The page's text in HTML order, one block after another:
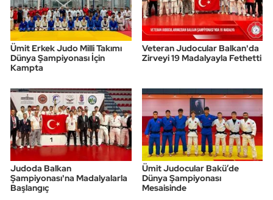
Ümit Erkek Judo Milli Takımı
Dünya Şampiyonası İçin
Kampta
Veteran Judocular Balkan'da
Zirveyi 19 Madalyayla Fethetti
Judoda Balkan
Şampiyonası'na Madalyalarla
Başlangıç
Ümit Judocular Bakü’de
Dünya Şampiyonası
Mesaisinde